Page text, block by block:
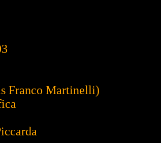
Franco Martinelli)